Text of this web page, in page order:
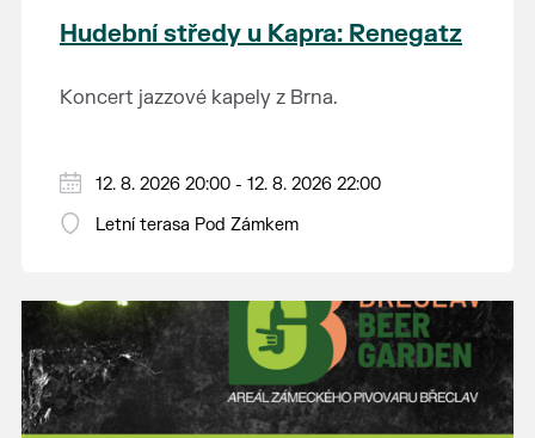
Hudební středy u Kapra: Renegatz
Koncert jazzové kapely z Brna.
12. 8. 2026 20:00 - 12. 8. 2026 22:00
Letní terasa Pod Zámkem